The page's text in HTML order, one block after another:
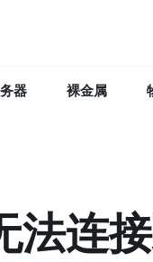
器 裸金属
法连